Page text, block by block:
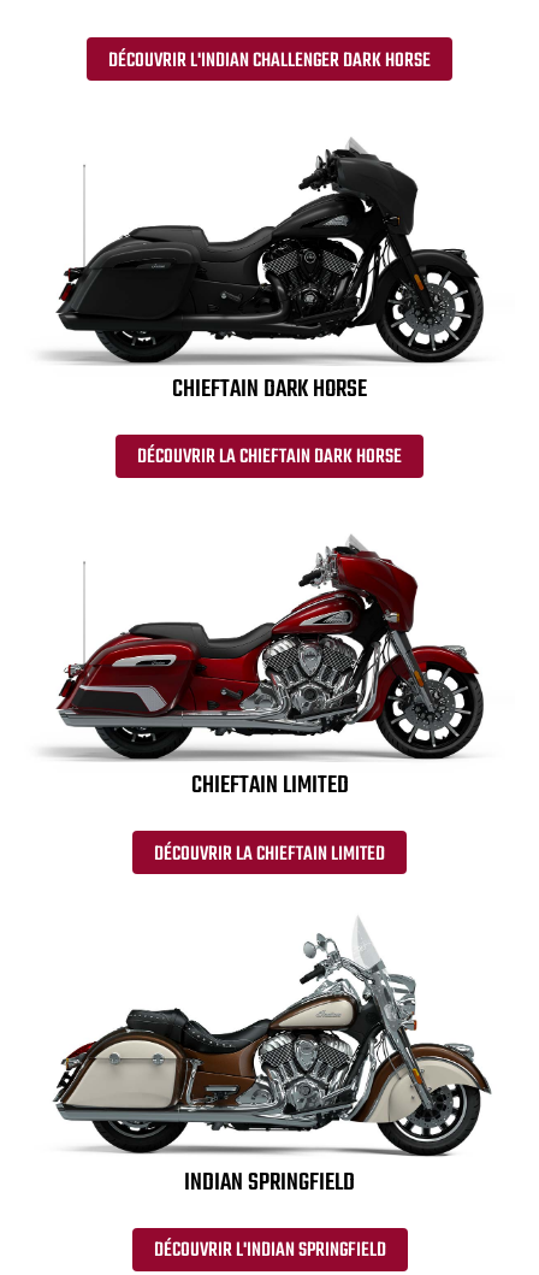
DÉCOUVRIR L'INDIAN CHALLENGER DARK HORSE
CHIEFTAIN DARK HORSE
DÉCOUVRIR LA CHIEFTAIN DARK HORSE
CHIEFTAIN LIMITED
DÉCOUVRIR LA CHIEFTAIN LIMITED
INDIAN SPRINGFIELD
DÉCOUVRIR L'INDIAN SPRINGFIELD